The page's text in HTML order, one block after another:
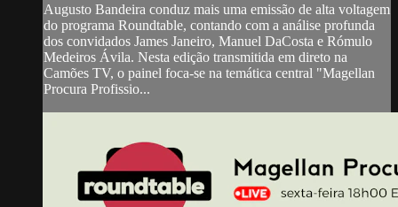
Augusto Bandeira conduz mais uma emissão de alta voltagem
do programa Roundtable, contando com a análise profunda
dos convidados James Janeiro, Manuel DaCosta e Rómulo
Medeiros Ávila. Nesta edição transmitida em direto na
Camões TV, o painel foca-se na temática central "Magellan
Procura Profissio...